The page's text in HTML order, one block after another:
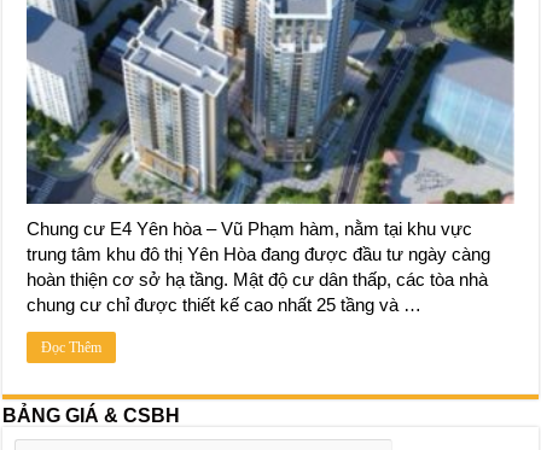
Chung cư E4 Yên hòa – Vũ Phạm hàm, nằm tại khu vực
trung tâm khu đô thị Yên Hòa đang được đầu tư ngày càng
hoàn thiện cơ sở hạ tầng. Mật độ cư dân thấp, các tòa nhà
chung cư chỉ được thiết kế cao nhất 25 tầng và …
Đọc Thêm
BẢNG GIÁ & CSBH